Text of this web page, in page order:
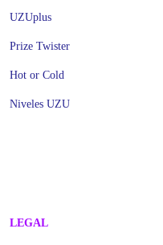
UZUplus
Prize Twister
Hot or Cold
Niveles UZU
LEGAL